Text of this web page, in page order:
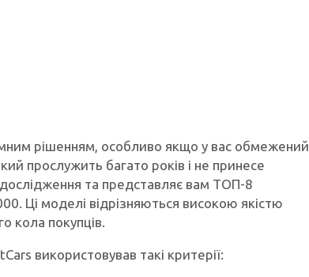
рішенням, особливо якщо у вас обмежений
прослужить багато років і не принесе
дослідження та представляє вам ТОП-8
Ці моделі відрізняються високою якістю
кола покупців.
використовував такі критерії: